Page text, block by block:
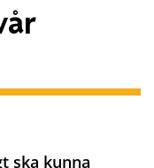
ska kunna